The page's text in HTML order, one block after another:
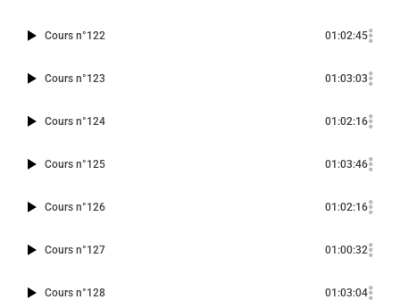
Cours n°122 01:02:45
Cours n°123 01:03:03
Cours n°124 01:02:16
Cours n°125 01:03:46
Cours n°126 01:02:16
Cours n°127 01:00:32
Cours n°128 01:03:04